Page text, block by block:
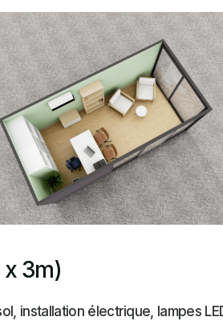
3m)
installation électrique, lampes